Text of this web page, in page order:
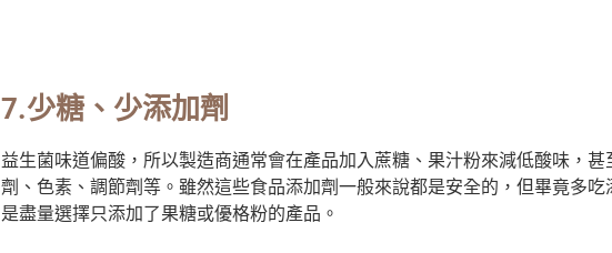
7.少糖、少添加劑
益生菌味道偏酸，所以製造商通常會在產品加入蔗糖、果汁粉來減低酸味，
劑、色素、調節劑等。雖然這些食品添加劑一般來說都是安全的，但畢竟多
是盡量選擇只添加了果糖或優格粉的產品。